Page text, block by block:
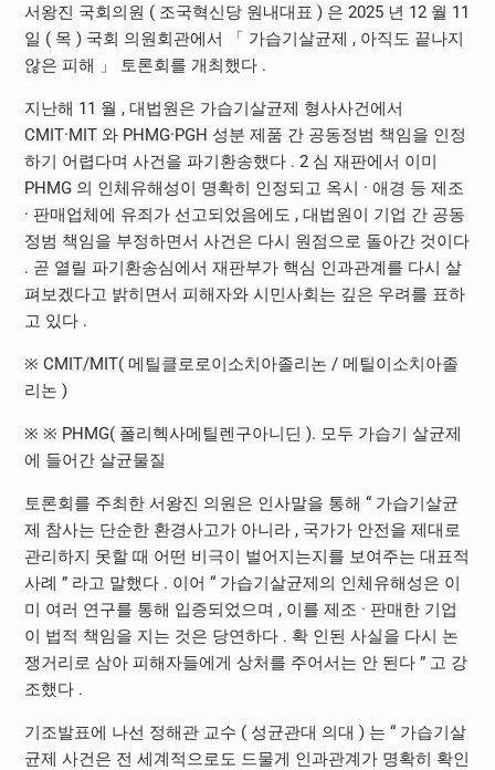
서왕진 국회의원 ( 조국혁신당 원내대표 ) 은 2025 년 12 월 11
일 ( 목 ) 국회 의원회관에서 「 가습기살균제 , 아직도 끝나지
않은 피해 」 토론회를 개최했다 .
지난해 11 월 , 대법원은 가습기살균제 형사사건에서
CMIT·MIT 와 PHMG·PGH 성분 제품 간 공동정범 책임을 인정
하기 어렵다며 사건을 파기환송했다 . 2 심 재판에서 이미
PHMG 의 인체유해성이 명확히 인정되고 옥시 · 애경 등 제조
· 판매업체에 유죄가 선고되었음에도 , 대법원이 기업 간 공동
정범 책임을 부정하면서 사건은 다시 원점으로 돌아간 것이다
. 곧 열릴 파기환송심에서 재판부가 핵심 인과관계를 다시 살
펴보겠다고 밝히면서 피해자와 시민사회는 깊은 우려를 표하
고 있다 .
※ CMIT/MIT( 메틸클로로이소치아졸리논 / 메틸이소치아졸
리논 )
※ ※ PHMG( 폴리헥사메틸렌구아니딘 ). 모두 가습기 살균제
에 들어간 살균물질
토론회를 주최한 서왕진 의원은 인사말을 통해 “ 가습기살균
제 참사는 단순한 환경사고가 아니라 , 국가가 안전을 제대로
관리하지 못할 때 어떤 비극이 벌어지는지를 보여주는 대표적
사례 ” 라고 말했다 . 이어 “ 가습기살균제의 인체유해성은 이
미 여러 연구를 통해 입증되었으며 , 이를 제조 · 판매한 기업
이 법적 책임을 지는 것은 당연하다 . 확 인된 사실을 다시 논
쟁거리로 삼아 피해자들에게 상처를 주어서는 안 된다 ” 고 강
조했다 .
기조발표에 나선 정해관 교수 ( 성균관대 의대 ) 는 “ 가습기살
균제 사건은 전 세계적으로도 드물게 인과관계가 명확히 확인